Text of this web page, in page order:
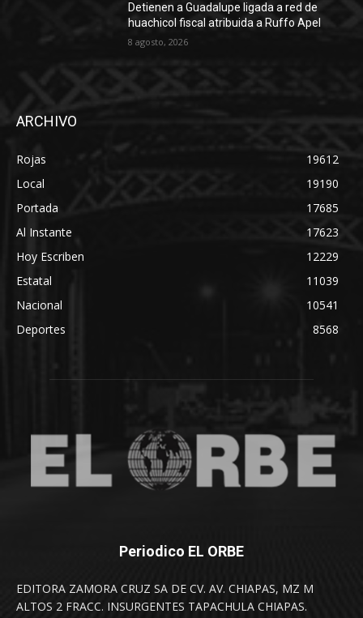
Detienen a Guadalupe ligada a red de
huachicol fiscal atribuida a Ruffo Apel
8 agosto, 2026
ARCHIVO
Rojas
19612
Local
19190
Portada
17685
Al Instante
17623
Hoy Escriben
12229
Estatal
11039
Nacional
10541
Deportes
8568
Periodico EL ORBE
EDITORA ZAMORA CRUZ SA DE CV. AV. CHIAPAS, MZ M
ALTOS 2 FRACC. INSURGENTES TAPACHULA CHIAPAS.